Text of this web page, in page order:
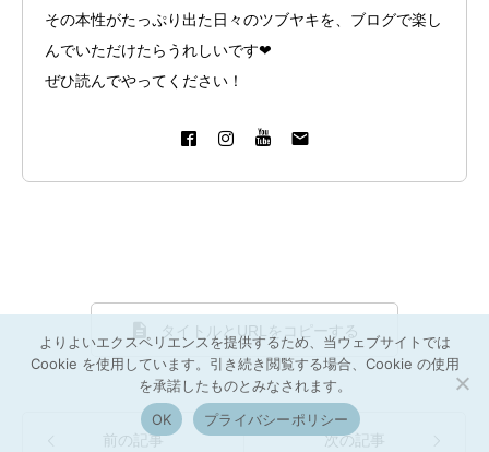
その本性がたっぷり出た日々のツブヤキを、ブログで楽し
んでいただけたらうれしいです❤︎
ぜひ読んでやってください！
タイトルとURLをコピーする
前の記事 次の記事
よりよいエクスペリエンスを提供するため、当ウェブサイトでは
Cookie を使用しています。引き続き閲覧する場合、Cookie の使用
を承諾したものとみなされます。
OK
プライバシーポリシー